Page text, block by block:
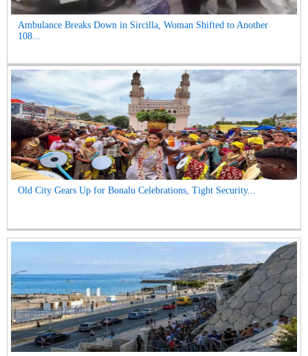
Ambulance Breaks Down in Sircilla, Woman Shifted to Another
108...
Old City Gears Up for Bonalu Celebrations, Tight Security...